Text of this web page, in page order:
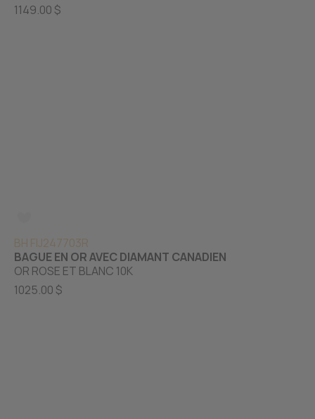
1149.00 $
BH FIJ247703R
BAGUE EN OR AVEC DIAMANT CANADIEN
OR ROSE ET BLANC 10K
1025.00 $